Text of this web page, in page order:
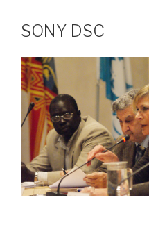
SONY DSC